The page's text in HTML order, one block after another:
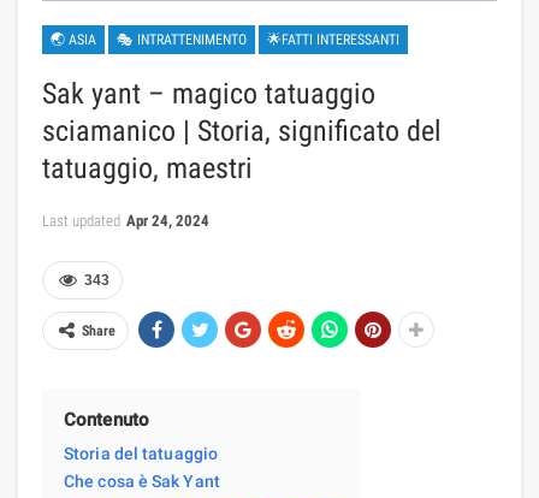
🌏 ASIA 🎭 INTRATTENIMENTO 🌟FATTI INTERESSANTI
Sak yant – magico tatuaggio
sciamanico | Storia, significato del
tatuaggio, maestri
Last updated Apr 24, 2024
343
Share
Contenuto
Storia del tatuaggio
Che cosa è Sak Yant